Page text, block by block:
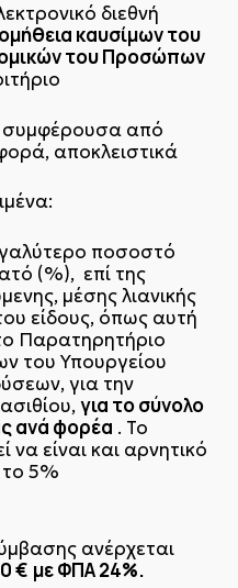
διεθνή
καυσίμων του
του Προσώπων
συμφέρουσα από
αποκλειστικά
ποσοστό
(%), επί της
μέσης λιανικής
είδους, όπως αυτή
Παρατηρητήριο
του Υπουργείου
για την
για το σύνολο
ανά φορέα . Το
είναι και αρνητικό
το 5%
ανέρχεται
€ με ΦΠΑ 24%.